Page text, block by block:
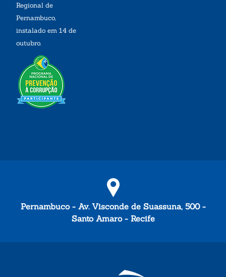
Regional de
Pernambuco,
instalado em 14 de
outubro.
Pernambuco - Av. Visconde de Suassuna, 500 -
Santo Amaro - Recife